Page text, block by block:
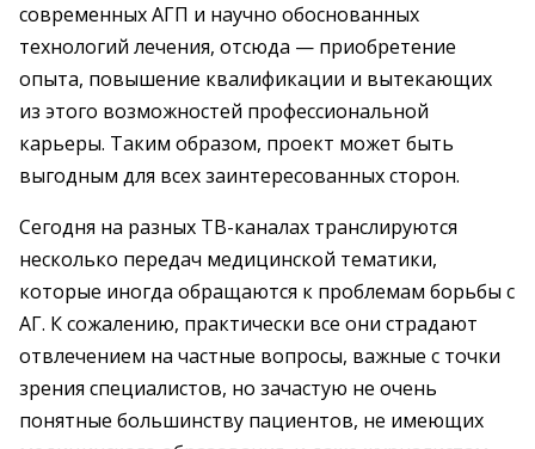
современных АГП и научно обоснованных
технологий лечения, отсюда — приобретение
опыта, повышение квалификации и вытекающих
из этого возможностей профессиональной
карьеры. Таким образом, проект может быть
выгодным для всех заинтересованных сторон.
Сегодня на разных ТВ-каналах транслируются
несколько передач медицинской тематики,
которые иногда обращаются к проблемам борьбы с
АГ. К сожалению, практически все они страдают
отвлечением на частные вопросы, важные с точки
зрения специалистов, но зачастую не очень
понятные большинству пациентов, не имеющих